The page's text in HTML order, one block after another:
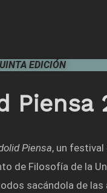
EDICIÓN
Piensa
Piensa, un
de Filosofía de la
sacándola de las